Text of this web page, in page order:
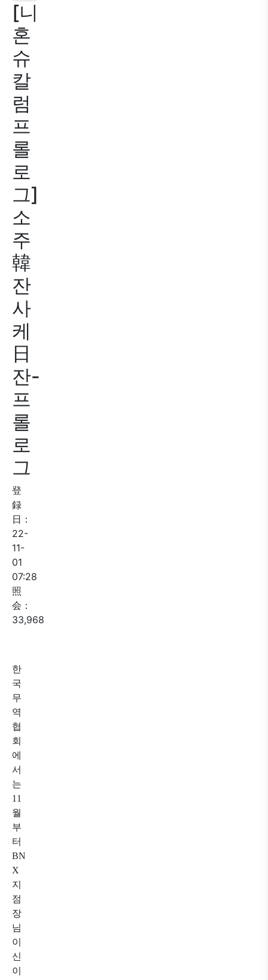
[니
혼
슈
칼
럼
프
롤
로
그]
소
주
韓
잔
사
케
日
잔-
프
롤
로
그
登
録
日：
22-
11-
01
07:28
照
会：
33,968
한
국
무
역
협
회
에
서
는
11
월
부
터
BN
X
지
점
장
님
이
신
이